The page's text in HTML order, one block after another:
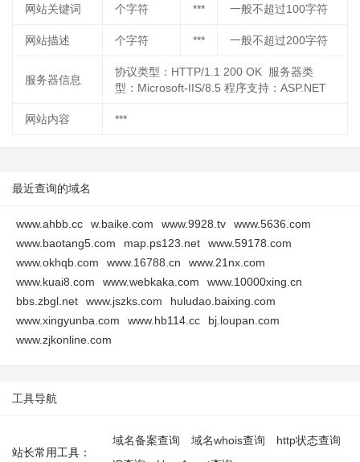
网站关键词 个字符 *** 一般不超过100字符
网站描述 个字符 *** 一般不超过200字符
服务器信息
协议类型：HTTP/1.1 200 OK 服务器类
型：Microsoft-IIS/8.5 程序支持：ASP.NET
网站内容 ***
最近查询的域名
www.ahbb.cc w.baike.com www.9928.tv
www.5636.com
www.baotang5.com
map.ps123.net
www.59178.com
www.okhqb.com
www.16788.cn
www.21nx.com
www.kuai8.com
www.webkaka.com
www.10000xing.cn
bbs.zbgl.net
www.jszks.com
huludao.baixing.com
www.xingyunba.com
www.hb114.cc
bj.loupan.com
www.zjkonline.com
工具导航
站长常用工具：
域名备案查询 域名whois查询
http状态查询